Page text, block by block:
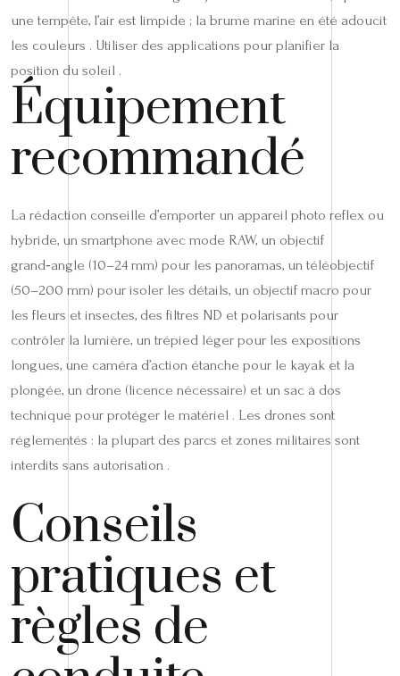
une tempête, l’air est limpide ; la brume marine en été adoucit
les couleurs . Utiliser des applications pour planifier la
position du soleil .
Équipement
recommandé
La rédaction conseille d’emporter un appareil photo reflex ou
hybride, un smartphone avec mode RAW, un objectif
grand‑angle (10–24 mm) pour les panoramas, un téléobjectif
(50–200 mm) pour isoler les détails, un objectif macro pour
les fleurs et insectes, des filtres ND et polarisants pour
contrôler la lumière, un trépied léger pour les expositions
longues, une caméra d’action étanche pour le kayak et la
plongée, un drone (licence nécessaire) et un sac à dos
technique pour protéger le matériel . Les drones sont
réglementés : la plupart des parcs et zones militaires sont
interdits sans autorisation .
Conseils
pratiques et
règles de